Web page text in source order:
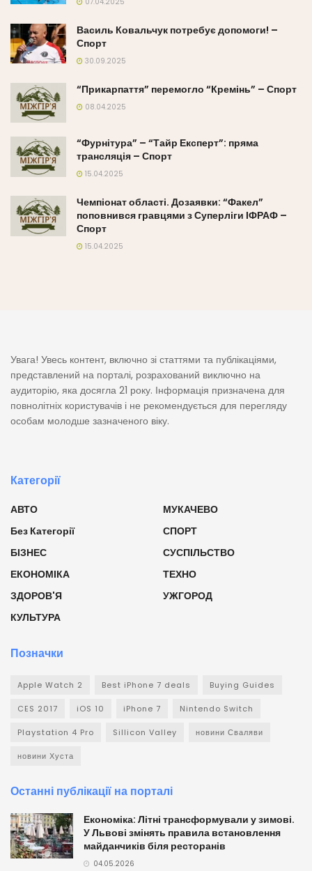
Василь Ковальчук потребує допомоги! –
Спорт
30.09.2025
“Прикарпаття” перемогло “Кремінь” – Спорт
08.04.2025
“Фурнітура” – “Тайр Експерт”: пряма
трансляція – Спорт
15.04.2025
Чемпіонат області. Дозаявки: “Факел”
поповнився гравцями з Суперліги ІФРАФ –
Спорт
15.04.2025
Увага! Увесь контент, включно зі статтями та публікаціями,
представлений на порталі, розрахований виключно на
аудиторію, яка досягла 21 року. Інформація призначена для
повнолітніх користувачів і не рекомендується для перегляду
особам молодше зазначеного віку.
Категорії
АВТО
Без Категорії
БІЗНЕС
ЕКОНОМІКА
ЗДОРОВ'Я
КУЛЬТУРА
МУКАЧЕВО
СПОРТ
СУСПІЛЬСТВО
ТЕХНО
УЖГОРОД
Позначки
Apple Watch 2 Best iPhone 7 deals Buying Guides
CES 2017 iOS 10 iPhone 7 Nintendo Switch
Playstation 4 Pro Sillicon Valley новини Сваляви
новини Хуста
Останні публікації на порталі
Економіка: Літні трансформували у зимові.
У Львові змінять правила встановлення
майданчиків біля ресторанів
04.05.2026